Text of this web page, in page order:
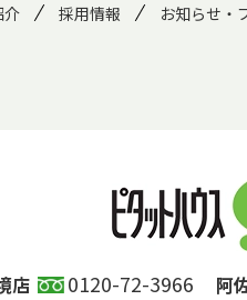
介 採用情報 お知らせ・
店 0120-72-3966 阿